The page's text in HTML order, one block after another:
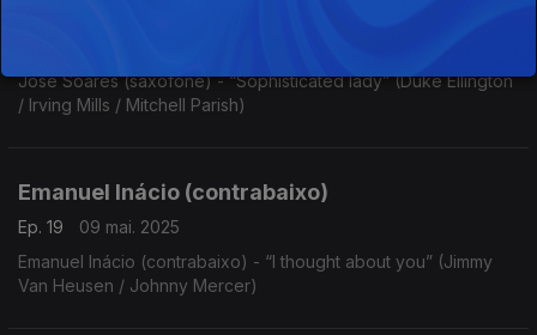
José Soares (saxofone) - “Sophisticated lady” (Duke Ellington
/ Irving Mills / Mitchell Parish)
Emanuel Inácio (contrabaixo)
Ep. 19
09 mai. 2025
Emanuel Inácio (contrabaixo) - “I thought about you” (Jimmy
Van Heusen / Johnny Mercer)